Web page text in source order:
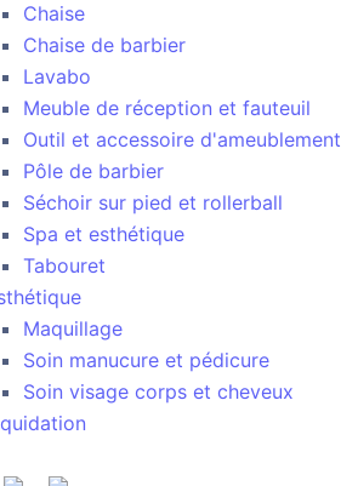
Chaise
Chaise de barbier
Lavabo
Meuble de réception et fauteuil
Outil et accessoire d'ameublement
Pôle de barbier
Séchoir sur pied et rollerball
Spa et esthétique
Tabouret
Maquillage
Soin manucure et pédicure
Soin visage corps et cheveux